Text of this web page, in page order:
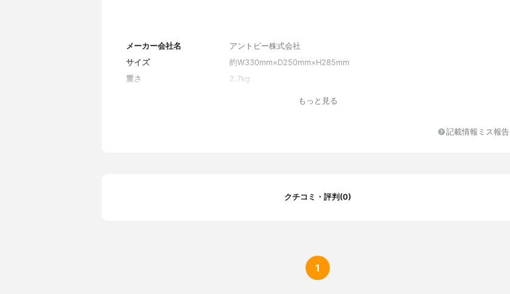
メーカー会社名
アントビー株式会社
サイズ
約W330mm×D250mm×H285mm
重さ
2.7kg
もっと見る
記載情報ミス報告
クチコミ・評判(0)
1